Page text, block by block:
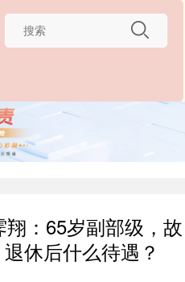
：65岁副部级，故
休后什么待遇？